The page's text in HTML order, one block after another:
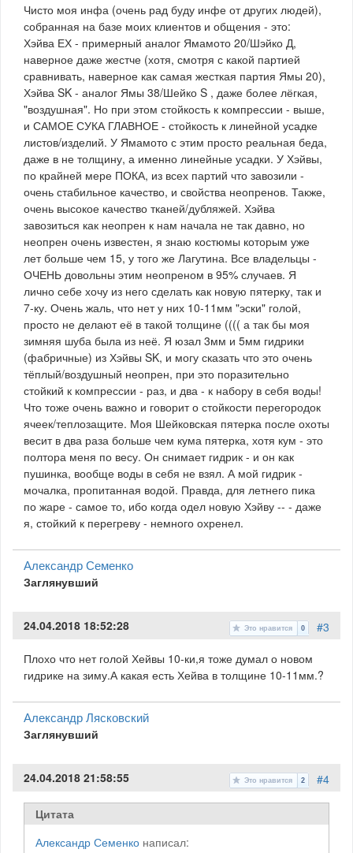
Чисто моя инфа (очень рад буду инфе от других людей),
собранная на базе моих клиентов и общения - это:
Хэйва ЕХ - примерный аналог Ямамото 20/Шэйко Д,
наверное даже жестче (хотя, смотря с какой партией
сравнивать, наверное как самая жесткая партия Ямы 20),
Хэйва SK - аналог Ямы 38/Шейко S , даже более лёгкая,
"воздушная". Но при этом стойкость к компрессии - выше,
и САМОЕ СУКА ГЛАВНОЕ - стойкость к линейной усадке
листов/изделий. У Ямамото с этим просто реальная беда,
даже в не толщину, а именно линейные усадки. У Хэйвы,
по крайней мере ПОКА, из всех партий что завозили -
очень стабильное качество, и свойства неопренов. Также,
очень высокое качество тканей/дубляжей. Хэйва
завозиться как неопрен к нам начала не так давно, но
неопрен очень известен, я знаю костюмы которым уже
лет больше чем 15, у того же Лагутина. Все владельцы -
ОЧЕНЬ довольны этим неопреном в 95% случаев. Я
лично себе хочу из него сделать как новую пятерку, так и
7-ку. Очень жаль, что нет у них 10-11мм "эски" голой,
просто не делают её в такой толщине (((( а так бы моя
зимняя шуба была из неё. Я юзал 3мм и 5мм гидрики
(фабричные) из Хэйвы SK, и могу сказать что это очень
тёплый/воздушный неопрен, при это поразительно
стойкий к компрессии - раз, и два - к набору в себя воды!
Что тоже очень важно и говорит о стойкости перегородок
ячеек/теплозащите. Моя Шейковская пятерка после охоты
весит в два раза больше чем кума пятерка, хотя кум - это
полтора меня по весу. Он снимает гидрик - и он как
пушинка, вообще воды в себя не взял. А мой гидрик -
мочалка, пропитанная водой. Правда, для летнего пика
по жаре - самое то, ибо когда одел новую Хэйву -- - даже
я, стойкий к перегреву - немного охренел.
Александр Семенко
Заглянувший
#3
Это нравится 0
24.04.2018 18:52:28
Плохо что нет голой Хейвы 10-ки,я тоже думал о новом
гидрике на зиму.А какая есть Хейва в толщине 10-11мм.?
Александр Лясковский
Заглянувший
#4
Это нравится 2
24.04.2018 21:58:55
Цитата
Александр Семенко написал: